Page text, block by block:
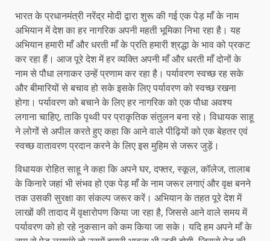
भारत के प्रधानमंत्री नरेंद्र मोदी द्वारा शुरू की गई एक पेड़ माँ के नाम
अभियान में देश का हर नागरिक अपनी महती भूमिका निभा रहा है। यह
अभियान हमारी माँ और धरती माँ के प्रति हमारी श्रद्धा के भाव को प्रकट
कर रहा हैं। आज पूरे देश में हर व्यक्ति अपनी माँ और धरती माँ दोनों के
नाम से पौधा लगाकर उन्हें प्रणाम कर रहा है। पर्यावरण स्वच्छ रह सके
और बीमारियों से बचाव हो सके इसके लिए पर्यावरण को स्वच्छ रखना
होगा। पर्यावरण को बचाने के लिए हर नागरिक को एक पौधा अवश्य
लगाना चाहिए, ताकि पृथ्वी पर प्राकृतिक संतुलन बना रहे। विधायक साहू
ने लोगों से अपील करते हुए कहा कि आने वाले पीढ़ियों को एक बेहतर एवं
स्वच्छ वातावरण प्रदान करने के लिए इस मुहिम से जरूर जुड़ें।
विधायक रोहित साहू ने कहा कि अपने घर, दफ्तर, स्कूल, कॉलेज, तालाब
के किनारे जहां भी संभव हो एक पेड़ माँ के नाम जरूर लगाएं और वृक्ष बनने
तक उसकी सुरक्षा का संकल्प जरूर करें। अभियान के तहत पूरे देश में
लाखों की तादाद में वृक्षारोपण किया जा रहा है, जिससे आने वाले समय में
पर्यावरण को हो रहे नुकसान को कम किया जा सके। यदि हम अपने माँ के